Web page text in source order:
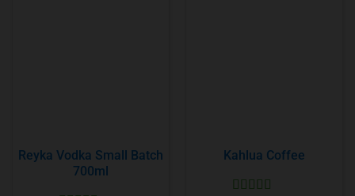
Reyka Vodka Small Batch
700ml
Kahlua Coffee